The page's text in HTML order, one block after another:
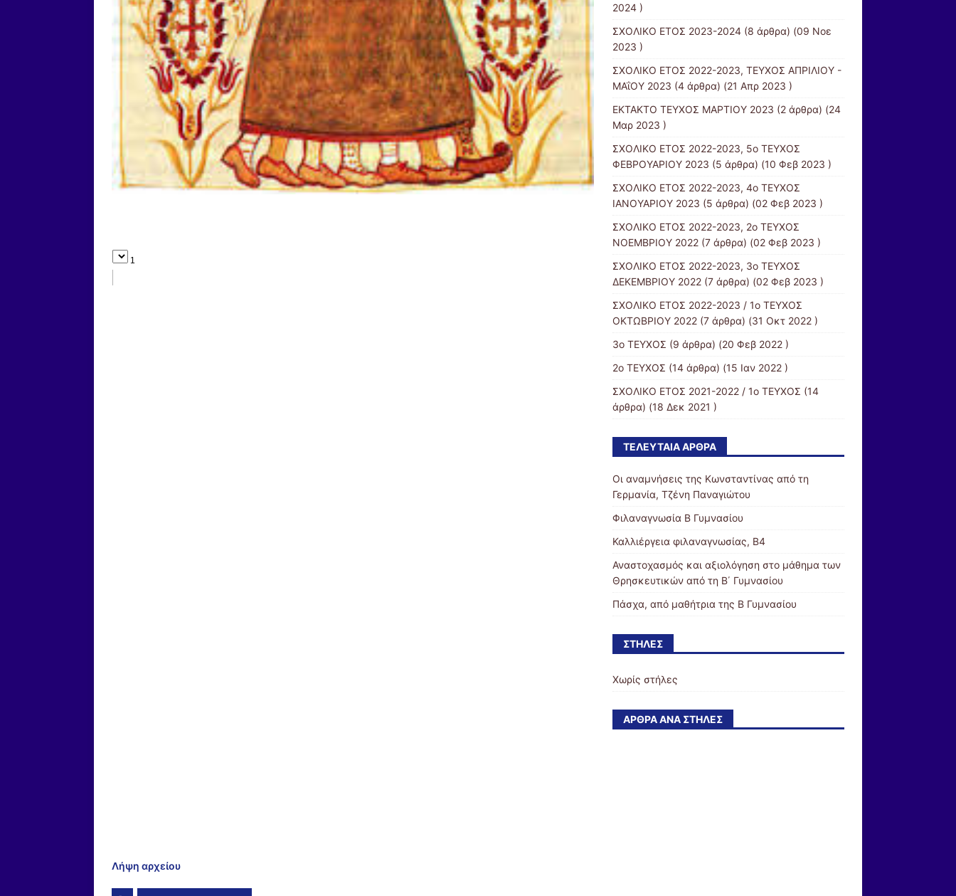
Λήψη αρχείου
2024 )
ΣΧΟΛΙΚΟ ΕΤΟΣ 2023-2024(8 άρθρα) (09 Νοε
2023 )
ΣΧΟΛΙΚΟ ΕΤΟΣ 2022-2023, ΤΕΥΧΟΣ ΑΠΡΙΛΙΟΥ -
ΜΑΐΟΥ 2023 (4 άρθρα) (21 Απρ 2023 )
ΕΚΤΑΚΤΟ ΤΕΥΧΟΣ ΜΑΡΤΙΟΥ 2023 (2 άρθρα) (24
Μαρ 2023 )
ΣΧΟΛΙΚΟ ΕΤΟΣ 2022-2023, 5ο ΤΕΥΧΟΣ
ΦΕΒΡΟΥΑΡΙΟΥ 2023 (5 άρθρα) (10 Φεβ 2023 )
ΣΧΟΛΙΚΟ ΕΤΟΣ 2022-2023, 4ο ΤΕΥΧΟΣ
ΙΑΝΟΥΑΡΙΟΥ 2023 (5 άρθρα) (02 Φεβ 2023 )
ΣΧΟΛΙΚΟ ΕΤΟΣ 2022-2023, 2ο ΤΕΥΧΟΣ
ΝΟΕΜΒΡΙΟΥ 2022(7 άρθρα) (02 Φεβ 2023 )
ΣΧΟΛΙΚΟ ΕΤΟΣ 2022-2023, 3ο ΤΕΥΧΟΣ
ΔΕΚΕΜΒΡΙΟΥ 2022(7 άρθρα) (02 Φεβ 2023 )
ΣΧΟΛΙΚΟ ΕΤΟΣ 2022-2023 / 1ο ΤΕΥΧΟΣ
ΟΚΤΩΒΡΙΟΥ 2022(7 άρθρα) (31 Οκτ 2022 )
3ο ΤΕΥΧΟΣ (9 άρθρα) (20 Φεβ 2022 )
2ο ΤΕΥΧΟΣ (14 άρθρα) (15 Ιαν 2022 )
ΣΧΟΛΙΚΟ ΕΤΟΣ 2021-2022 / 1ο ΤΕΥΧΟΣ (14
άρθρα) (18 Δεκ 2021 )
ΤΕΛΕΥΤΑΊΑ ΆΡΘΡΑ
Οι αναμνήσεις της Κωνσταντίνας από τη
Γερμανία, Τζένη Παναγιώτου
Φιλαναγνωσία Β Γυμνασίου
Καλλιέργεια φιλαναγνωσίας, Β4
Αναστοχασμός και αξιολόγηση στο μάθημα των
Θρησκευτικών από τη Β΄ Γυμνασίου
Πάσχα, από μαθήτρια της Β Γυμνασίου
ΣΤΉΛΕΣ
Χωρίς στήλες
ΆΡΘΡΑ ΑΝΆ ΣΤΉΛΕΣ